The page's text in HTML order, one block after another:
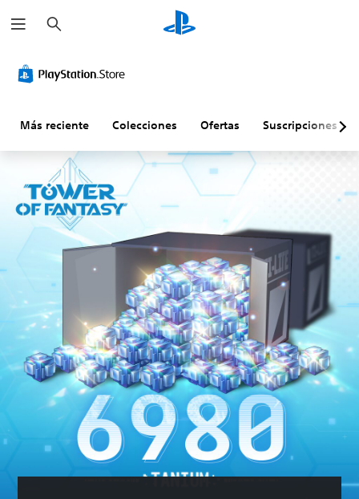
u
s
r
Más reciente Colecciones Ofertas Suscripciones